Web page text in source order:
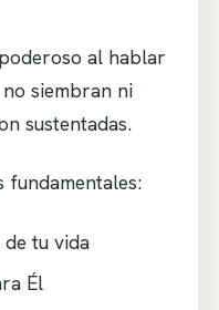
al hablar
siembran ni
sustentadas.
fundamentales:
de tu vida
Él